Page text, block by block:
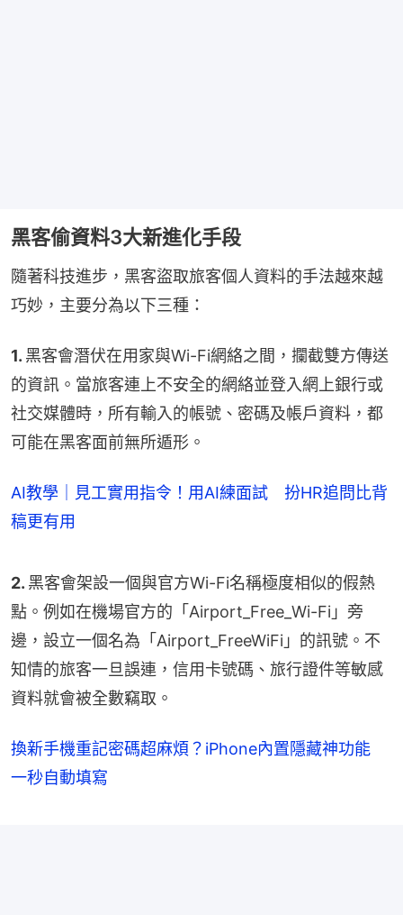
黑客偷資料3大新進化手段
隨著科技進步，黑客盜取旅客個人資料的手法越來越
巧妙，主要分為以下三種：
1. 黑客會潛伏在用家與Wi-Fi網絡之間，攔截雙方傳送
的資訊。當旅客連上不安全的網絡並登入網上銀行或
社交媒體時，所有輸入的帳號、密碼及帳戶資料，都
可能在黑客面前無所遁形。
AI教學｜見工實用指令！用AI練面試 扮HR追問比背
稿更有用
2. 黑客會架設一個與官方Wi-Fi名稱極度相似的假熱
點。例如在機場官方的「Airport_Free_Wi-Fi」旁
邊，設立一個名為「Airport_FreeWiFi」的訊號。不
知情的旅客一旦誤連，信用卡號碼、旅行證件等敏感
資料就會被全數竊取。
換新手機重記密碼超麻煩？iPhone內置隱藏神功能
一秒自動填寫